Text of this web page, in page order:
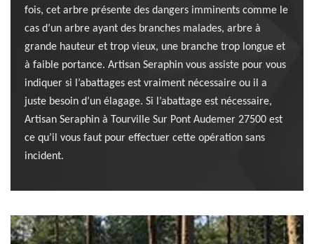
fois, cet arbre présente des dangers imminents comme le
cas d’un arbre ayant des branches malades, arbre à
grande hauteur et trop vieux, une branche trop longue et
à faible portance. Artisan Seraphin vous assiste pour vous
indiquer si l’abattages est vraiment nécessaire ou il a
juste besoin d’un élagage. Si l’abattage est nécessaire,
Artisan Seraphin à Tourville Sur Pont Audemer 27500 est
ce qu’il vous faut pour effectuer cette opération sans
incident.